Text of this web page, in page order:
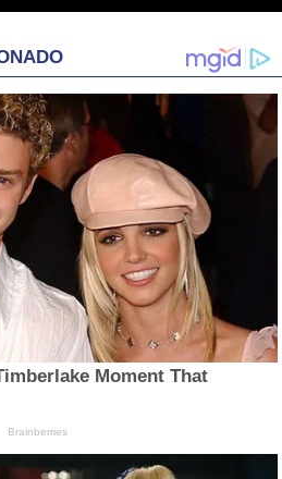
Moment That
Brainberries